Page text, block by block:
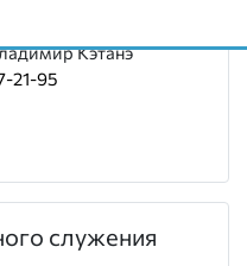
Кэтанэ
21-95
служения